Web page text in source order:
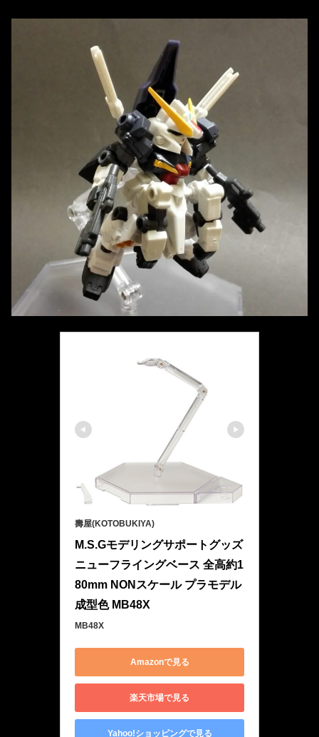
壽屋(KOTOBUKIYA)
M.S.Gモデリングサポートグッズ
ニューフライングベース 全高約1
80mm NONスケール プラモデル
成型色 MB48X
MB48X
Amazonで見る
楽天市場で見る
Yahoo!ショッピングで見る